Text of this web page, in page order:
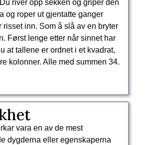
river opp sekken og griper den
og roper ut gjentatte ganger
risset inn. Som å slå av en bryter
Først lenge etter når sinnet har
at tallene er ordnet i et kvadrat,
kolonner. Alle med summen 34.
vara en av de mest
dygderna eller egenskaperna